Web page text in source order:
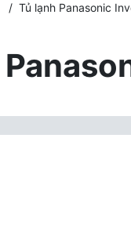
/ Tủ lạnh Panasonic